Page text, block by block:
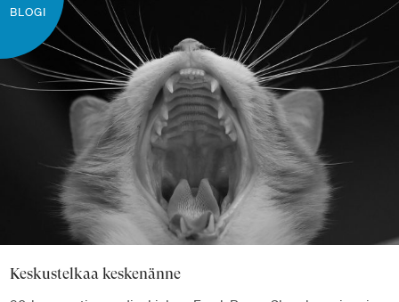
Keskustelkaa keskenänne
BLOGI